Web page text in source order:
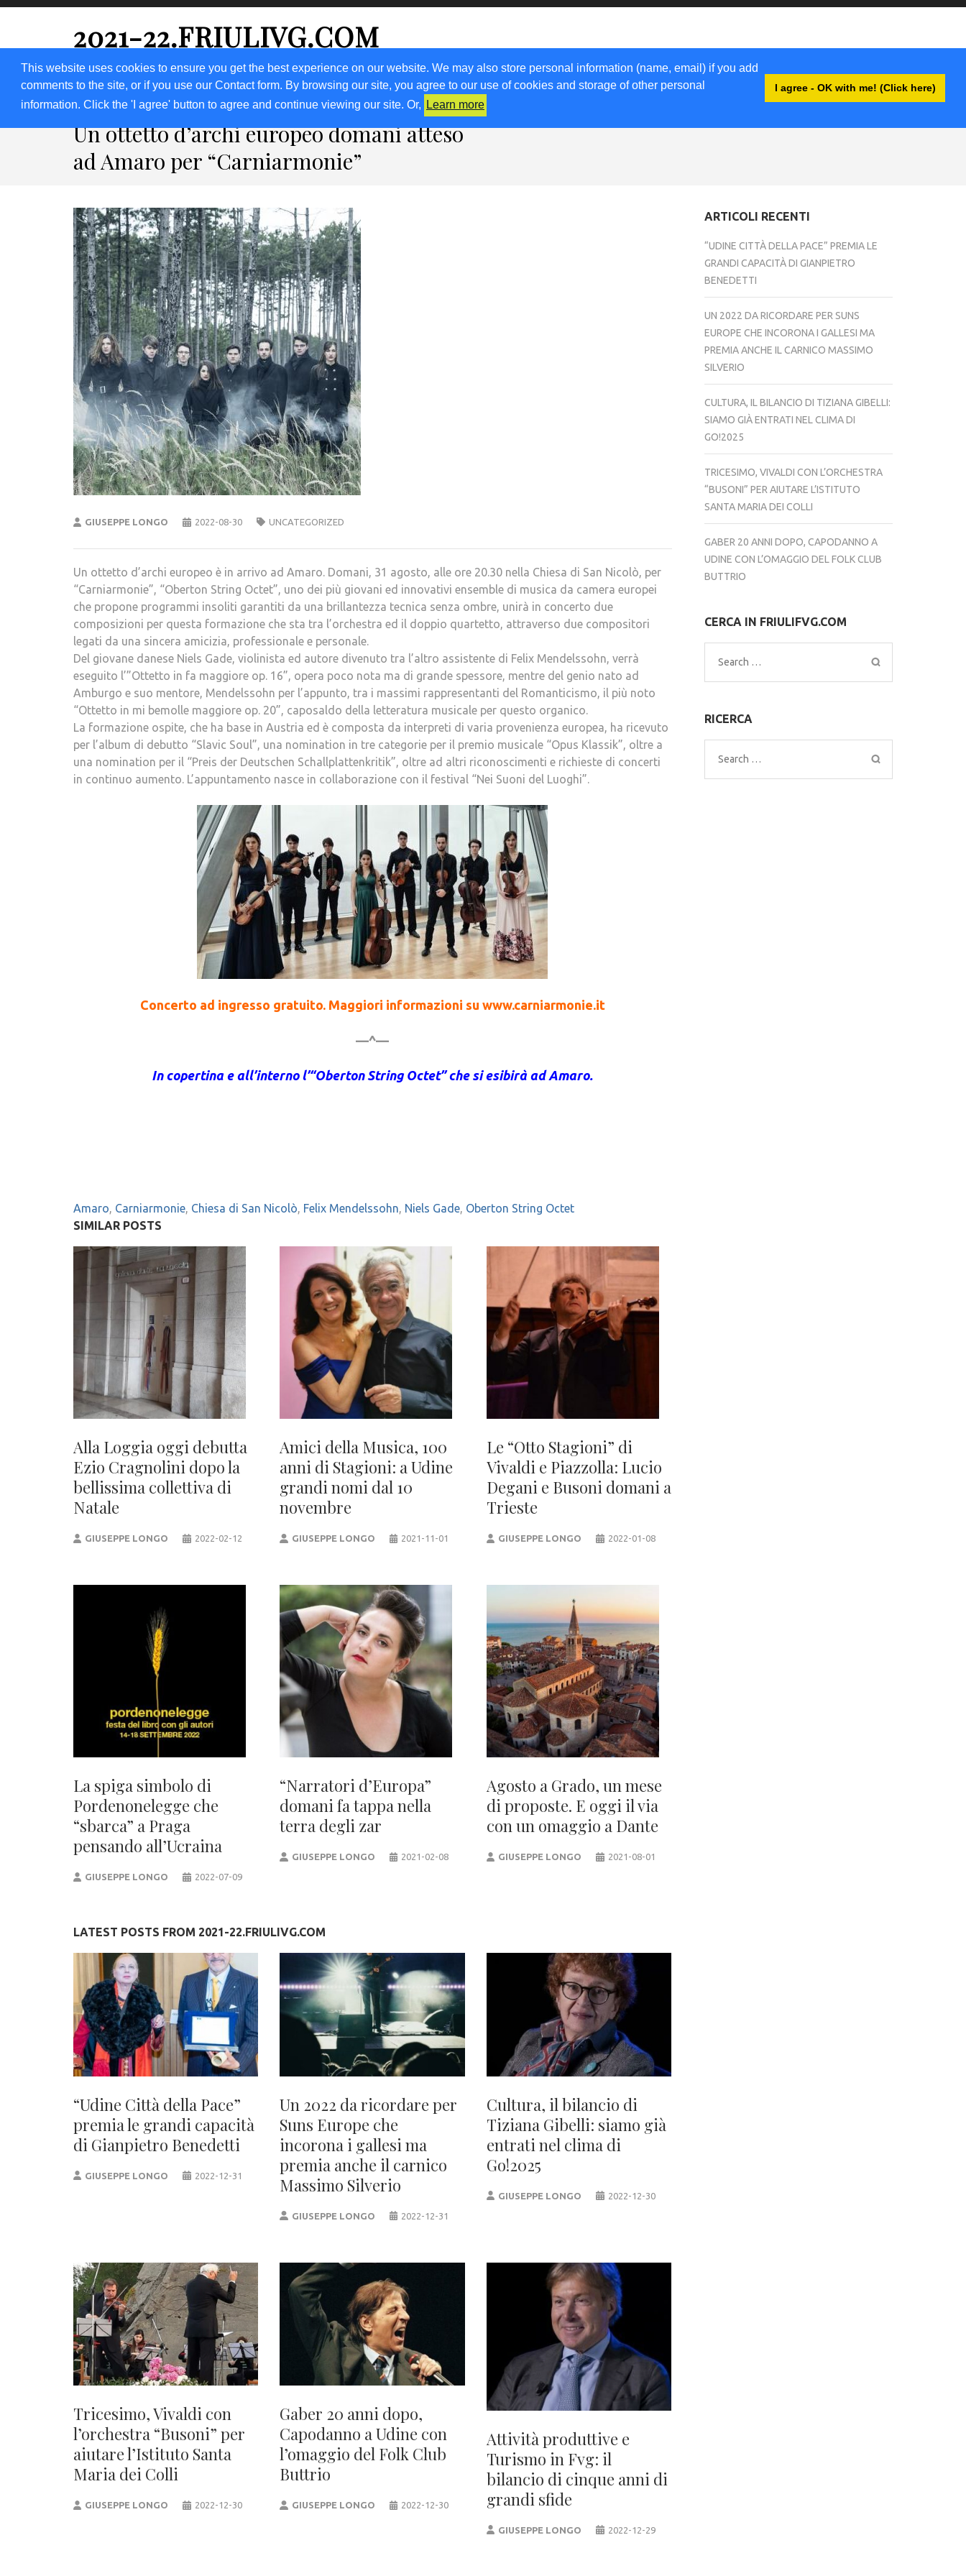
This website uses cookies to ensure you get the best experience on our website. We may also store personal information (name, email) if you add
comments to the site, or if you use our Contact form. By browsing our site, you agree to our use of cookies and storage of other personal
information. Click the 'I agree' button to agree and continue viewing our site. Or,
Learn more
I agree - OK with me! (Click here)
2021-22.FRIULIVG.COM
HOME 2023 2020 2019 2018 RICETTE KM0 VIGNETO FVG FRIULIVG.IT LIBRI ACCEDI
Un ottetto d’archi europeo domani atteso
ad Amaro per “Carniarmonie”
GIUSEPPE LONGO 2022-08-30 UNCATEGORIZED
Un ottetto d’archi europeo è in arrivo ad Amaro. Domani, 31 agosto, alle ore 20.30 nella Chiesa di San Nicolò, per
“Carniarmonie”, “Oberton String Octet”, uno dei più giovani ed innovativi ensemble di musica da camera europei
che propone programmi insoliti garantiti da una brillantezza tecnica senza ombre, unirà in concerto due
composizioni per questa formazione che sta tra l’orchestra ed il doppio quartetto, attraverso due compositori
legati da una sincera amicizia, professionale e personale.
Del giovane danese Niels Gade, violinista ed autore divenuto tra l’altro assistente di Felix Mendelssohn, verrà
eseguito l’”Ottetto in fa maggiore op. 16”, opera poco nota ma di grande spessore, mentre del genio nato ad
Amburgo e suo mentore, Mendelssohn per l’appunto, tra i massimi rappresentanti del Romanticismo, il più noto
“Ottetto in mi bemolle maggiore op. 20”, caposaldo della letteratura musicale per questo organico.
La formazione ospite, che ha base in Austria ed è composta da interpreti di varia provenienza europea, ha ricevuto
per l’album di debutto “Slavic Soul”, una nomination in tre categorie per il premio musicale “Opus Klassik”, oltre a
una nomination per il “Preis der Deutschen Schallplattenkritik”, oltre ad altri riconoscimenti e richieste di concerti
in continuo aumento. L’appuntamento nasce in collaborazione con il festival “Nei Suoni del Luoghi”.
Concerto ad ingresso gratuito. Maggiori informazioni su www.carniarmonie.it
—^—
In copertina e all’interno l’“Oberton String Octet” che si esibirà ad Amaro.
Amaro, Carniarmonie, Chiesa di San Nicolò, Felix Mendelssohn, Niels Gade, Oberton String Octet
SIMILAR POSTS
Alla Loggia oggi debutta
Ezio Cragnolini dopo la
bellissima collettiva di
Natale
GIUSEPPE LONGO 2022-02-12
Amici della Musica, 100
anni di Stagioni: a Udine
grandi nomi dal 10
novembre
GIUSEPPE LONGO 2021-11-01
Le “Otto Stagioni” di
Vivaldi e Piazzolla: Lucio
Degani e Busoni domani a
Trieste
GIUSEPPE LONGO 2022-01-08
La spiga simbolo di
Pordenonelegge che
“sbarca” a Praga
pensando all’Ucraina
GIUSEPPE LONGO 2022-07-09
“Narratori d’Europa”
domani fa tappa nella
terra degli zar
GIUSEPPE LONGO 2021-02-08
Agosto a Grado, un mese
di proposte. E oggi il via
con un omaggio a Dante
GIUSEPPE LONGO 2021-08-01
LATEST POSTS FROM 2021-22.FRIULIVG.COM
“Udine Città della Pace”
premia le grandi capacità
di Gianpietro Benedetti
GIUSEPPE LONGO 2022-12-31
Un 2022 da ricordare per
Suns Europe che
incorona i gallesi ma
premia anche il carnico
Massimo Silverio
GIUSEPPE LONGO 2022-12-31
Cultura, il bilancio di
Tiziana Gibelli: siamo già
entrati nel clima di
Go!2025
GIUSEPPE LONGO 2022-12-30
Tricesimo, Vivaldi con
l’orchestra “Busoni” per
aiutare l’Istituto Santa
Maria dei Colli
GIUSEPPE LONGO 2022-12-30
Gaber 20 anni dopo,
Capodanno a Udine con
l’omaggio del Folk Club
Buttrio
GIUSEPPE LONGO 2022-12-30
Attività produttive e
Turismo in Fvg: il
bilancio di cinque anni di
grandi sfide
GIUSEPPE LONGO 2022-12-29
ARTICOLI RECENTI
“UDINE CITTÀ DELLA PACE” PREMIA LE
GRANDI CAPACITÀ DI GIANPIETRO
BENEDETTI
UN 2022 DA RICORDARE PER SUNS
EUROPE CHE INCORONA I GALLESI MA
PREMIA ANCHE IL CARNICO MASSIMO
SILVERIO
CULTURA, IL BILANCIO DI TIZIANA GIBELLI:
SIAMO GIÀ ENTRATI NEL CLIMA DI
GO!2025
TRICESIMO, VIVALDI CON L’ORCHESTRA
“BUSONI” PER AIUTARE L’ISTITUTO
SANTA MARIA DEI COLLI
GABER 20 ANNI DOPO, CAPODANNO A
UDINE CON L’OMAGGIO DEL FOLK CLUB
BUTTRIO
CERCA IN FRIULIFVG.COM
Search
for:
RICERCA
Search
for: